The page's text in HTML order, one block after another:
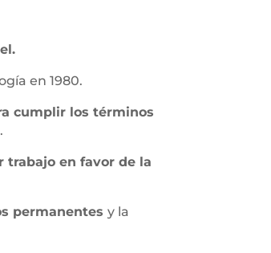
en 1980.
cumplir los términos
trabajo en favor de la
permanentesy la